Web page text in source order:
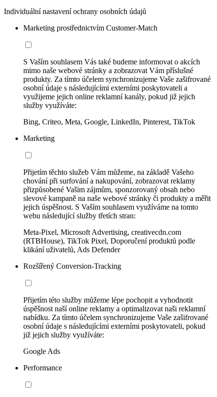
Individuální nastavení ochrany osobních údajů
Marketing prostřednictvím Customer-Match
S Vaším souhlasem Vás také budeme informovat o akcích
mimo naše webové stránky a zobrazovat Vám příslušné
produkty. Za tímto účelem synchronizujeme Vaše zašifrované
osobní údaje s následujícími externími poskytovateli a
využijeme jejich online reklamní kanály, pokud již jejich
služby využíváte:
Bing, Criteo, Meta, Google, LinkedIn, Pinterest, TikTok
Marketing
Přijetím těchto služeb Vám můžeme, na základě Vašeho
chování při surfování a nakupování, zobrazovat reklamy
přizpůsobené Vašim zájmům, sponzorovaný obsah nebo
slevové kampaně na naše webové stránky či produkty a měřit
jejich úspěšnost. S Vaším souhlasem využíváme na tomto
webu následující služby třetích stran:
Meta-Pixel, Microsoft Advertising, creativecdn.com
(RTBHouse), TikTok Pixel, Doporučení produktů podle
klikání uživatelů, Ads Defender
Rozšířený Conversion-Tracking
Přijetím této služby můžeme lépe pochopit a vyhodnotit
úspěšnost naší online reklamy a optimalizovat naši reklamní
nabídku. Za tímto účelem synchronizujeme Vaše zašifrované
osobní údaje s následujícími externími poskytovateli, pokud
již jejich služby využíváte:
Google Ads
Performance